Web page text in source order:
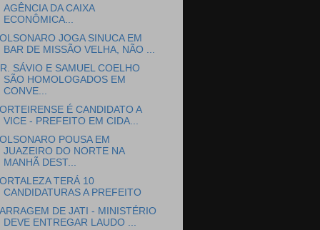
AGÊNCIA DA CAIXA
ECONÔMICA...
JOGA SINUCA EM
BAR DE MISSÃO VELHA, NÃO ...
SÁVIO E SAMUEL COELHO
SÃO HOMOLOGADOS EM
CONVE...
É CANDIDATO A
VICE - PREFEITO EM CIDA...
POUSA EM
JUAZEIRO DO NORTE NA
MANHÃ DEST...
TERÁ 10
CANDIDATURAS A PREFEITO
DE JATI - MINISTÉRIO
DEVE ENTREGAR LAUDO ...